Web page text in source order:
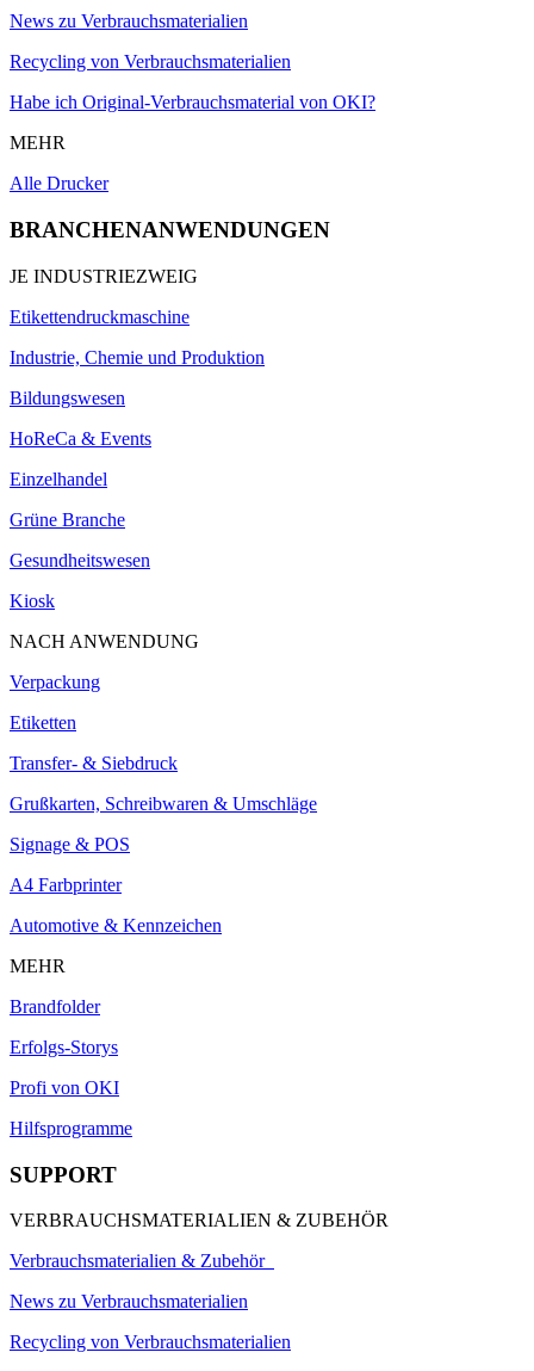
News zu Verbrauchsmaterialien
Recycling von Verbrauchsmaterialien
Habe ich Original-Verbrauchsmaterial von OKI?
MEHR
Alle Drucker
BRANCHENANWENDUNGEN
JE INDUSTRIEZWEIG
Etikettendruckmaschine
Industrie, Chemie und Produktion
Bildungswesen
HoReCa & Events
Einzelhandel
Grüne Branche
Gesundheitswesen
Kiosk
NACH ANWENDUNG
Verpackung
Etiketten
Transfer- & Siebdruck
Grußkarten, Schreibwaren & Umschläge
Signage & POS
A4 Farbprinter
Automotive & Kennzeichen
MEHR
Brandfolder
Erfolgs-Storys
Profi von OKI
Hilfsprogramme
SUPPORT
VERBRAUCHSMATERIALIEN & ZUBEHÖR
Verbrauchsmaterialien & Zubehör
News zu Verbrauchsmaterialien
Recycling von Verbrauchsmaterialien